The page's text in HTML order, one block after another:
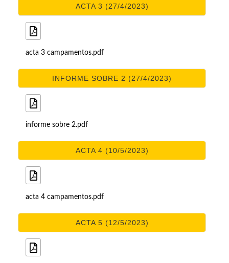
ACTA 3 (27/4/2023)
acta 3 campamentos.pdf
INFORME SOBRE 2 (27/4/2023)
informe sobre 2.pdf
ACTA 4 (10/5/2023)
acta 4 campamentos.pdf
ACTA 5 (12/5/2023)